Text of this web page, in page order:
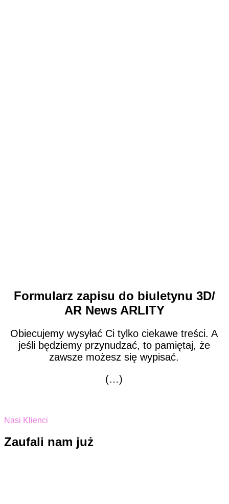
Formularz zapisu do biuletynu 3D/
AR News ARLITY
Obiecujemy wysyłać Ci tylko ciekawe treści. A
jeśli będziemy przynudzać, to pamiętaj, że
zawsze możesz się wypisać.
(…)
Nasi Klienci
Zaufali nam już